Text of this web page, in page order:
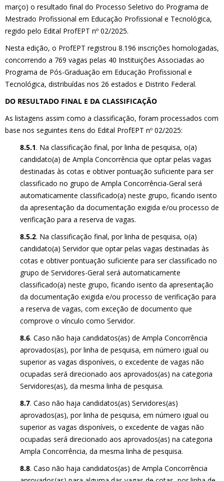
março) o resultado final do Processo Seletivo do Programa de
Mestrado Profissional em Educação Profissional e Tecnológica,
regido pelo Edital ProfEPT nº 02/2025.
Nesta edição, o ProfEPT registrou 8.196 inscrições homologadas,
concorrendo a 769 vagas pelas 40 Instituições Associadas ao
Programa de Pós-Graduação em Educação Profissional e
Tecnológica, distribuídas nos 26 estados e Distrito Federal.
DO RESULTADO FINAL E DA CLASSIFICAÇÃO
As listagens assim como a classificação, foram processados com
base nos seguintes itens do Edital ProfEPT nº 02/2025:
8.5.1. Na classificação final, por linha de pesquisa, o(a)
candidato(a) de Ampla Concorrência que optar pelas vagas
destinadas às cotas e obtiver pontuação suficiente para ser
classificado no grupo de Ampla Concorrência-Geral será
automaticamente classificado(a) neste grupo, ficando isento
da apresentação da documentação exigida e/ou processo de
verificação para a reserva de vagas.
8.5.2. Na classificação final, por linha de pesquisa, o(a)
candidato(a) Servidor que optar pelas vagas destinadas às
cotas e obtiver pontuação suficiente para ser classificado no
grupo de Servidores-Geral será automaticamente
classificado(a) neste grupo, ficando isento da apresentação
da documentação exigida e/ou processo de verificação para
a reserva de vagas, com exceção de documento que
comprove o vínculo como Servidor.
8.6. Caso não haja candidatos(as) de Ampla Concorrência
aprovados(as), por linha de pesquisa, em número igual ou
superior as vagas disponíveis, o excedente de vagas não
ocupadas será direcionado aos aprovados(as) na categoria
Servidores(as), da mesma linha de pesquisa.
8.7. Caso não haja candidatos(as) Servidores(as)
aprovados(as), por linha de pesquisa, em número igual ou
superior as vagas disponíveis, o excedente de vagas não
ocupadas será direcionado aos aprovados(as) na categoria
Ampla Concorrência, da mesma linha de pesquisa.
8.8. Caso não haja candidatos(as) de Ampla Concorrência